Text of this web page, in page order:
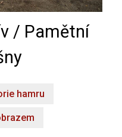
/ Pamětní
hamru